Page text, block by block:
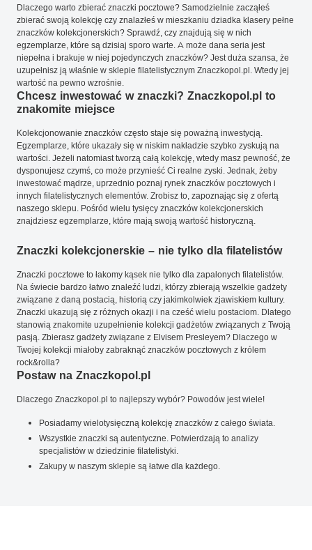
Dlaczego warto zbierać znaczki pocztowe? Samodzielnie zacząłeś
zbierać swoją kolekcję czy znalazłeś w mieszkaniu dziadka klasery pełne
znaczków kolekcjonerskich? Sprawdź, czy znajdują się w nich
egzemplarze, które są dzisiaj sporo warte. A może dana seria jest
niepełna i brakuje w niej pojedynczych znaczków? Jest duża szansa, że
uzupełnisz ją właśnie w sklepie filatelistycznym Znaczkopol.pl. Wtedy jej
wartość na pewno wzrośnie.
Chcesz inwestować w znaczki? Znaczkopol.pl to
znakomite miejsce
Kolekcjonowanie znaczków często staje się poważną inwestycją.
Egzemplarze, które ukazały się w niskim nakładzie szybko zyskują na
wartości. Jeżeli natomiast tworzą całą kolekcję, wtedy masz pewność, że
dysponujesz czymś, co może przynieść Ci realne zyski. Jednak, żeby
inwestować mądrze, uprzednio poznaj rynek znaczków pocztowych i
innych filatelistycznych elementów. Zrobisz to, zapoznając się z ofertą
naszego sklepu. Pośród wielu tysięcy znaczków kolekcjonerskich
znajdziesz egzemplarze, które mają swoją wartość historyczną.
Znaczki kolekcjonerskie – nie tylko dla filatelistów
Znaczki pocztowe to łakomy kąsek nie tylko dla zapalonych filatelistów.
Na świecie bardzo łatwo znaleźć ludzi, którzy zbierają wszelkie gadżety
związane z daną postacią, historią czy jakimkolwiek zjawiskiem kultury.
Znaczki ukazują się z różnych okazji i na cześć wielu postaciom. Dlatego
stanowią znakomite uzupełnienie kolekcji gadżetów związanych z Twoją
pasją. Zbierasz gadżety związane z Elvisem Presleyem? Dlaczego w
Twojej kolekcji miałoby zabraknąć znaczków pocztowych z królem
rock&rolla?
Postaw na Znaczkopol.pl
Dlaczego Znaczkopol.pl to najlepszy wybór? Powodów jest wiele!
Posiadamy wielotysięczną kolekcję znaczków z całego świata.
Wszystkie znaczki są autentyczne. Potwierdzają to analizy
specjalistów w dziedzinie filatelistyki.
Zakupy w naszym sklepie są łatwe dla każdego.